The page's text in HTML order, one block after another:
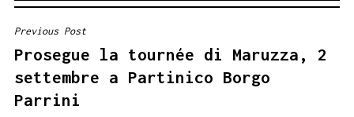
NAVIGAZIONE
ARTICOLI
Previous Post
Prosegue la tournée di Maruzza, 2
settembre a Partinico Borgo
Parrini